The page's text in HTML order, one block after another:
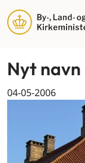
Nyt
04-05-2006